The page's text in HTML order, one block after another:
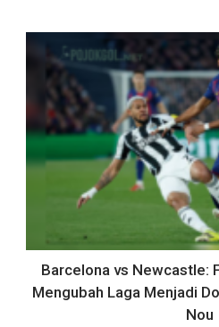
Barcelona vs Newcastle:
Mengubah Laga Menjadi
Nou